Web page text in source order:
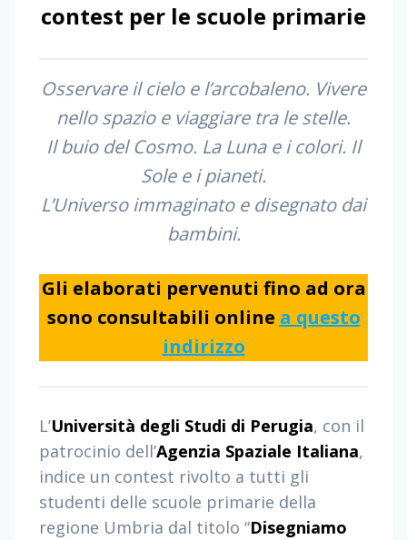
contest per le scuole primarie
Osservare il cielo e l’arcobaleno. Vivere
nello spazio e viaggiare tra le stelle.
Il buio del Cosmo. La Luna e i colori. Il
Sole e i pianeti.
L’Universo immaginato e disegnato dai
bambini.
Gli elaborati pervenuti fino ad ora
sono consultabili online a questo
indirizzo
L’Università degli Studi di Perugia, con il
patrocinio dell’Agenzia Spaziale Italiana,
indice un contest rivolto a tutti gli
studenti delle scuole primarie della
regione Umbria dal titolo “Disegniamo